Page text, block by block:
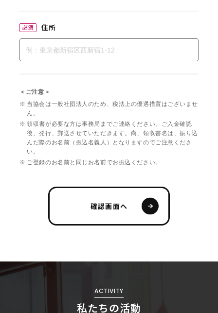
必須 住所
＜ご注意＞
当協会は一般社団法人のため、税法上の優遇措置はございませ
ん。
領収書が必要な方は事務局までご連絡ください。ご入金確認
後、発行、郵送させていただきます。尚、領収書名は、振り込
んだ際のお名前（振込名義人）となりますのでご注意くださ
い。
ご登録のお名前と同じお名前でお振込ください。
確認画面へ
私たちの活動
ACTIVITY